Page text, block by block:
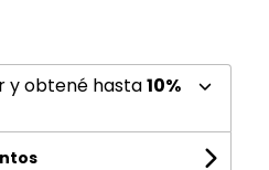
y obtené hasta10%